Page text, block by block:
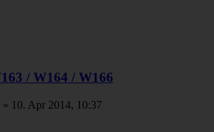
/ W164 / W166
» 10. Apr 2014, 10:37